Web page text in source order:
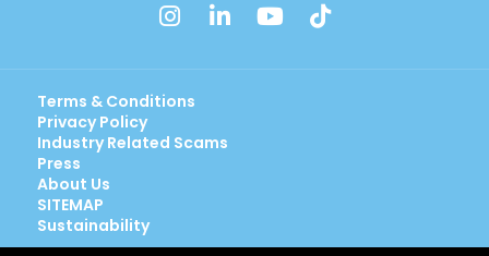
instagram
linkedinyoutube
Terms & Conditions
Privacy Policy
Industry Related Scams
Press
About Us
SITEMAP
Sustainability